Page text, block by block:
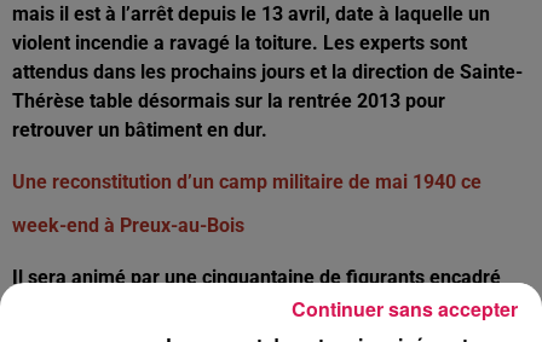
mais il est à l’arrêt depuis le 13 avril, date à laquelle un
violent incendie a ravagé la toiture. Les experts sont
attendus dans les prochains jours et la direction de Sainte-
Thérèse table désormais sur la rentrée 2013 pour
retrouver un bâtiment en dur.
Une reconstitution d’un camp militaire de mai 1940 ce
week-end à Preux-au-Bois
Il sera animé par une cinquantaine de figurants encadré
par « Les Sabots de la mémoire ». On y trouvera aussi des
dizaines de véhicules civils et militaires, à moteur ou à
Continuer sans accepter